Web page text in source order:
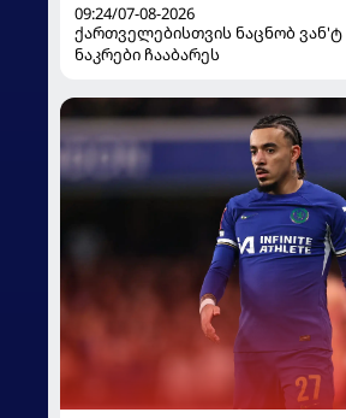
09:24/07-08-2026
ქართველებისთვის ნაცნობ ვან'ტ
ნაკრები ჩააბარეს